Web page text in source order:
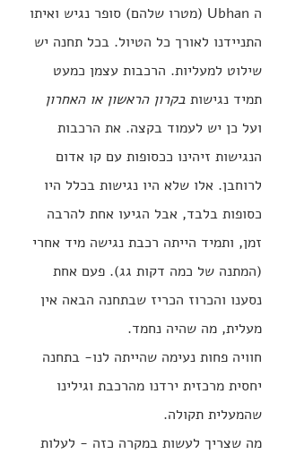
ה Ubhan (מטרו שלהם) סופר נגיש ואיתו
התניידנו לאורך כל הטיול. בכל תחנה יש
שילוט למעליות. הרכבות עצמן כמעט
תמיד נגישות בקרון הראשון או האחרון
ועל כן יש לעמוד בקצה. את הרכבות
הנגישות זיהינו ככסופות עם קו אדום
לרוחבן. אלו שלא היו נגישות בכלל היו
כסופות בלבד, אבל הגיעו אחת להרבה
זמן, ותמיד הייתה רכבת נגישה מיד אחרי
(המתנה של כמה דקות גג). פעם אחת
נסענו והכרוז הכריז שבתחנה הבאה אין
מעלית, מה שהיה נחמד.
חוויה פחות נעימה שהייתה לנו- בתחנה
יחסית מרכזית ירדנו מהרכבת וגילינו
שהמעלית תקולה.
מה שצריך לעשות במקרה כזה - לעלות